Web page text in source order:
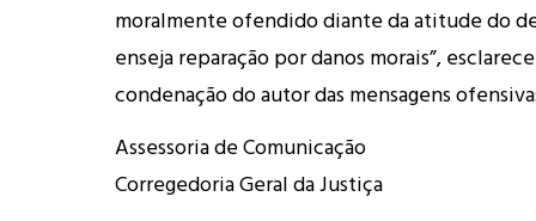
moralmente ofendido diante da atitude do
enseja reparação por danos morais”,
condenação do autor das mensagens
Assessoria de Comunicação
Corregedoria Geral da Justiça